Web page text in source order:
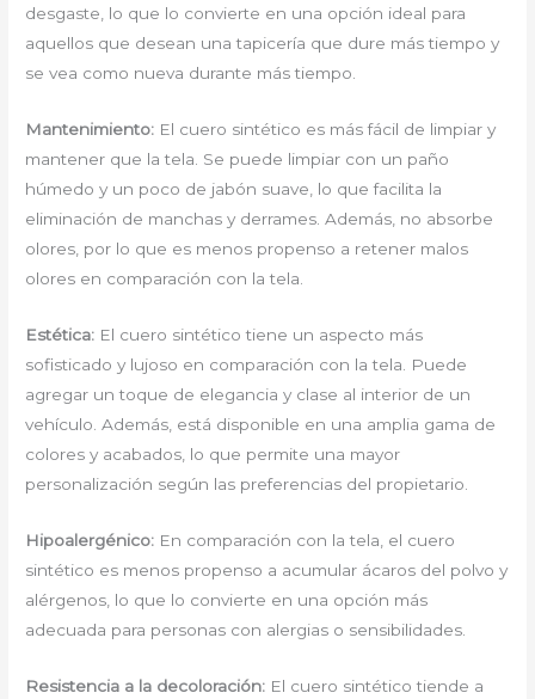
desgaste, lo que lo convierte en una opción ideal para
aquellos que desean una tapicería que dure más tiempo y
se vea como nueva durante más tiempo.
Mantenimiento: El cuero sintético es más fácil de limpiar y
mantener que la tela. Se puede limpiar con un paño
húmedo y un poco de jabón suave, lo que facilita la
eliminación de manchas y derrames. Además, no absorbe
olores, por lo que es menos propenso a retener malos
olores en comparación con la tela.
Estética: El cuero sintético tiene un aspecto más
sofisticado y lujoso en comparación con la tela. Puede
agregar un toque de elegancia y clase al interior de un
vehículo. Además, está disponible en una amplia gama de
colores y acabados, lo que permite una mayor
personalización según las preferencias del propietario.
Hipoalergénico: En comparación con la tela, el cuero
sintético es menos propenso a acumular ácaros del polvo y
alérgenos, lo que lo convierte en una opción más
adecuada para personas con alergias o sensibilidades.
Resistencia a la decoloración: El cuero sintético tiende a